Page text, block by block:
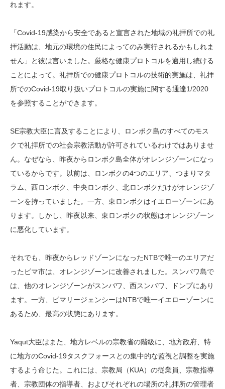
れます。
「Covid-19感染から安全であると宣言された地域の礼拝所での礼
拝活動は、地元の環境の住民によってのみ実行されるかもしれま
せん」と彼は言いました。厳格な健康プロトコルを適用し続ける
ことによって。礼拝所での健康プロトコルの技術的実施は、礼拝
所でのCovid-19取り扱いプロトコルの実施に関する通達1/2020
を参照することができます。
SE宗教大臣に言及することにより、ロンボク島のすべてのモス
クで礼拝所での社会宗教活動が許可されているわけではありませ
ん。なぜなら、昨夜からロンボク島全体がオレンジゾーンになっ
ているからです。以前は、ロンボクの4つのエリア、つまりマタ
ラム、西ロンボク、中央ロンボク、北ロンボクだけがオレンジゾ
ーンを持っていました。一方、東ロンボクはイエローゾーンにあ
ります。しかし、昨夜以来、東ロンボクの状態はオレンジゾーン
に悪化しています。
それでも、昨夜からレッドゾーンになったNTBで唯一のエリアだ
ったビマ市は、オレンジゾーンに改善されました。スンバワ島で
は、他のオレンジゾーンがスンバワ、西スンバワ、ドンプにあり
ます。一方、ビマリージェンシーはNTBで唯一イエローゾーンに
あるため、最高の状態にあります。
Yaqut大臣はまた、地方レベルの宗教省の階級に、地方政府、特
に地方のCovid-19タスクフォースとの集中的な監視と調整を実施
するよう命じた。これには、宗教局（KUA）の従業員、宗教指導
者、宗教団体の指導者、およびそれぞれの場所の礼拝所の管理者